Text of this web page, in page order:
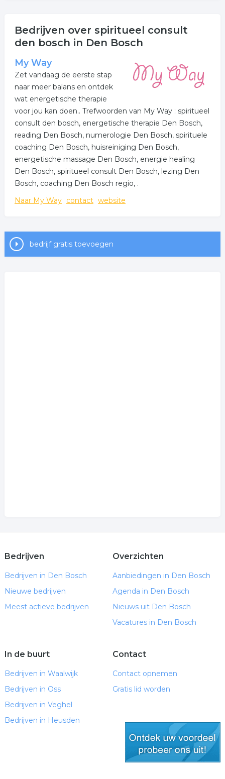
Bedrijven over spiritueel consult
den bosch in Den Bosch
My Way
Zet vandaag de eerste stap
naar meer balans en ontdek
wat energetische therapie
voor jou kan doen.. Trefwoorden van My Way : spiritueel
consult den bosch, energetische therapie Den Bosch,
reading Den Bosch, numerologie Den Bosch, spirituele
coaching Den Bosch, huisreiniging Den Bosch,
energetische massage Den Bosch, energie healing
Den Bosch, spiritueel consult Den Bosch, lezing Den
Bosch, coaching Den Bosch regio, .
Naar My Way contact website
bedrijf gratis toevoegen
Bedrijven
Bedrijven in Den Bosch
Nieuwe bedrijven
Meest actieve bedrijven
Overzichten
Aanbiedingen in Den Bosch
Agenda in Den Bosch
Nieuws uit Den Bosch
Vacatures in Den Bosch
In de buurt
Bedrijven in Waalwijk
Bedrijven in Oss
Bedrijven in Veghel
Bedrijven in Heusden
Contact
Contact opnemen
Gratis lid worden